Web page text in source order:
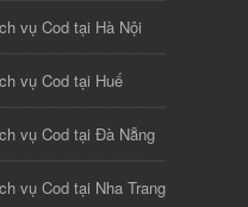
vụ Cod tại Hà Nội
vụ Cod tại Huế
vụ Cod tại Đà Nẵng
vụ Cod tại Nha Trang